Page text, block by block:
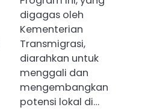
digagas oleh
Kementerian
Transmigrasi,
diarahkan untuk
menggali dan
mengembangkan
potensi lokal di…